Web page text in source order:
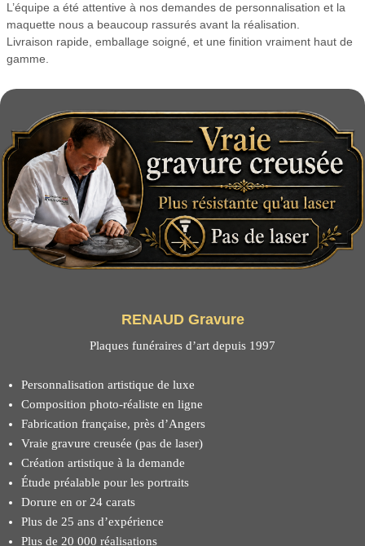
L’équipe a été attentive à nos demandes de personnalisation et la
maquette nous a beaucoup rassurés avant la réalisation.
Livraison rapide, emballage soigné, et une finition vraiment haut de
gamme.
RENAUD Gravure
Plaques funéraires d’art depuis 1997
Personnalisation artistique de luxe
Composition photo-réaliste en ligne
Fabrication française, près d’Angers
Vraie gravure creusée (pas de laser)
Création artistique à la demande
Étude préalable pour les portraits
Dorure en or 24 carats
Plus de 25 ans d’expérience
Plus de 20 000 réalisations